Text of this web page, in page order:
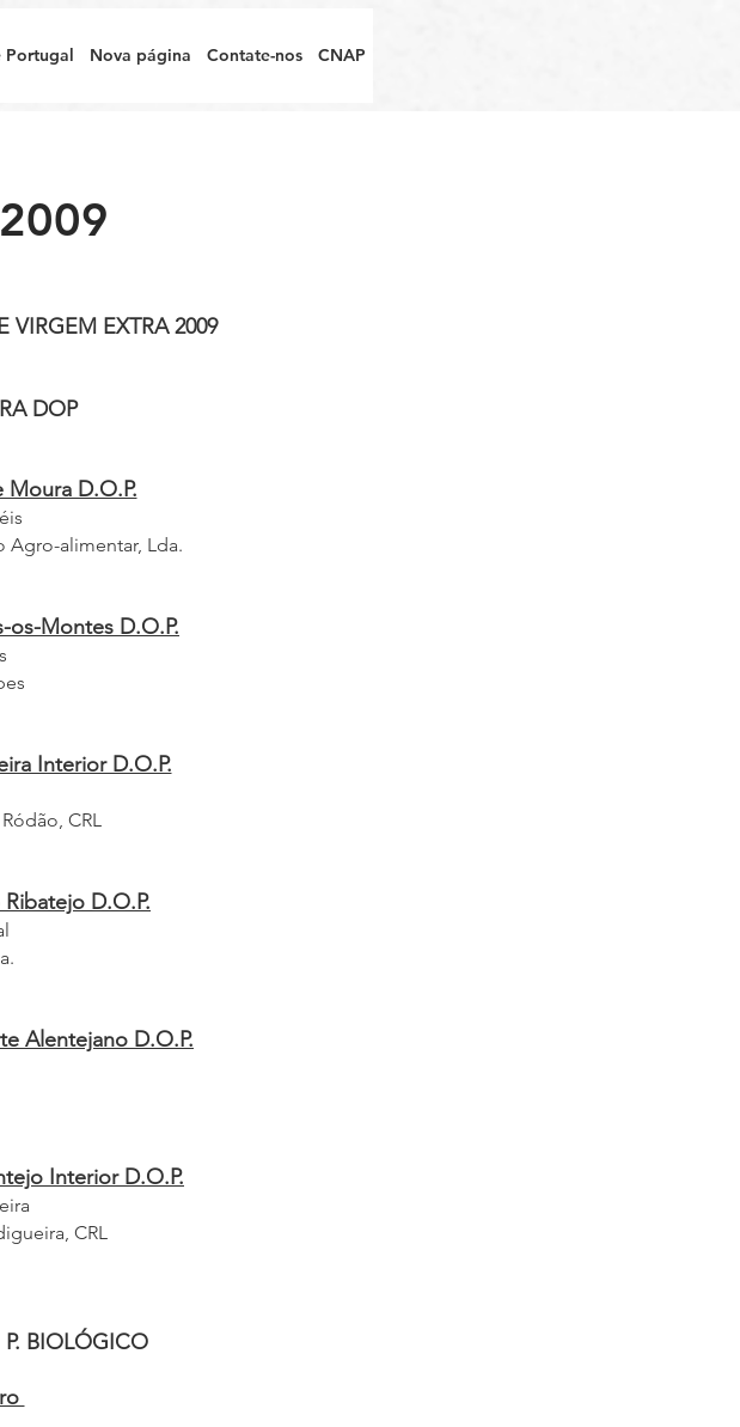
Portugal Nova página Contate-nos CNAP
EXTRA 2009
DOP
D.O.P.
Agro-alimentar, Lda.
os-Montes D.O.P.
Interior D.O.P.
CRL
D.O.P.
Alentejano D.O.P.
Interior D.O.P.
CRL
BIOLÓGICO